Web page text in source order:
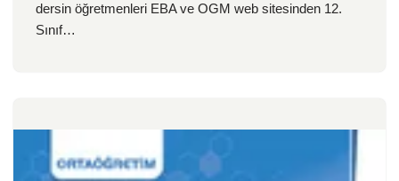
dersin öğretmenleri EBA ve OGM web sitesinden 12.
Sınıf…